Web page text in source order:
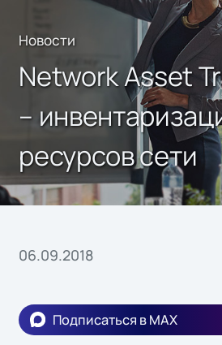
Новости
Network Asset
–
ресурсов сети
06.09.2018
Подписаться в MAX